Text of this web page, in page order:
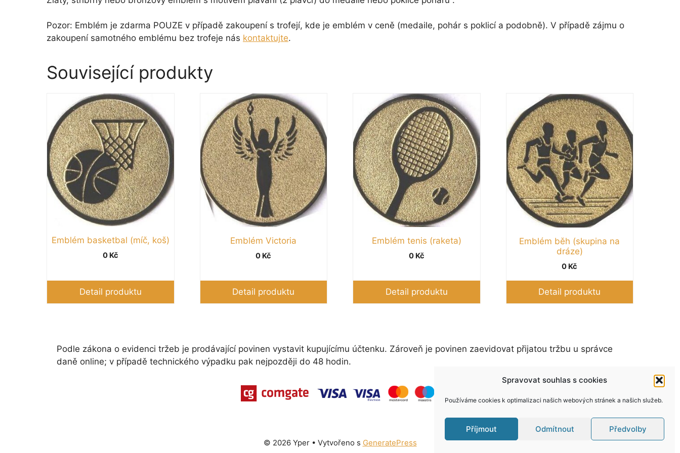
Spravovat souhlas s cookies
Používáme cookies k optimalizaci našich webových stránek a našich služeb.
Příjmout Odmítnout Předvolby
Pozor: Emblém je zdarma POUZE v případě zakoupení s trofejí, kde je emblém v ceně (medaile, pohár s poklicí a podobně). V případě zájmu o
zakoupení samotného emblému bez trofeje nás kontaktujte.
Související produkty
Emblém basketbal (míč, koš)
0 Kč
Detail produktu
produkt
má
více
variant.
Možnosti
lze
vybrat
na
stránce
Emblém Victoria
0 Kč
Detail produktu
produkt
má
více
variant.
Možnosti
lze
vybrat
na
stránce
Emblém tenis (raketa)
0 Kč
Detail produktu
produkt
má
více
variant.
Možnosti
lze
vybrat
na
stránce
Emblém běh (skupina na
dráze)
0 Kč
Detail produktu
produkt
má
více
variant.
Možnosti
lze
vybrat
na
stránce
produktu
Podle zákona o evidenci tržeb je prodávající povinen vystavit kupujícímu účtenku. Zároveň je povinen zaevidovat přijatou tržbu u správce
daně online; v případě technického výpadku pak nejpozději do 48 hodin.
© 2026 Yper• Vytvořeno s GeneratePress